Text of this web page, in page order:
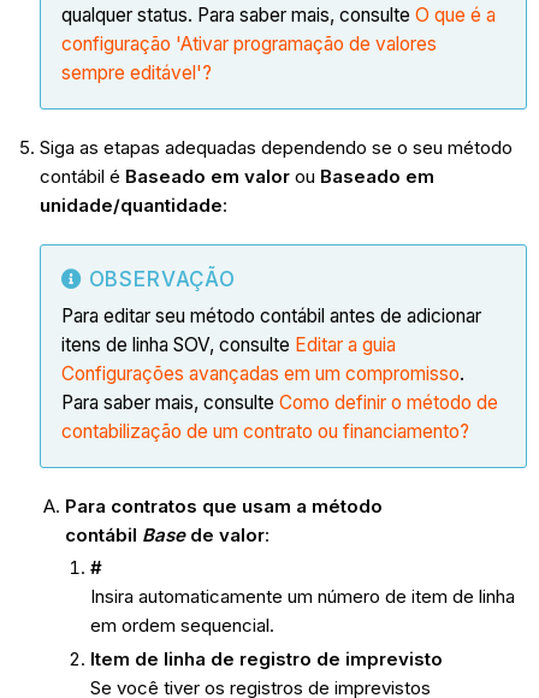
qualquer status. Para saber mais, consulte O que é a
configuração 'Ativar programação de valores
sempre editável'?
Siga as etapas adequadas dependendo se o seu método
contábil é Baseado em valorou Baseado em
unidade/quantidade:
OBSERVAÇÃO
Para editar seu método contábil antes de adicionar
itens de linha SOV, consulte Editar a guia
Configurações avançadas em um compromisso.
Para saber mais, consulte Como definir o método de
contabilização de um contrato ou financiamento?
Para contratos que usam a método
contábil Basede valor:
#
Insira automaticamente um número de item de linha
em ordem sequencial.
Item de linha de registro de imprevisto
Se você tiver os registros de imprevistos